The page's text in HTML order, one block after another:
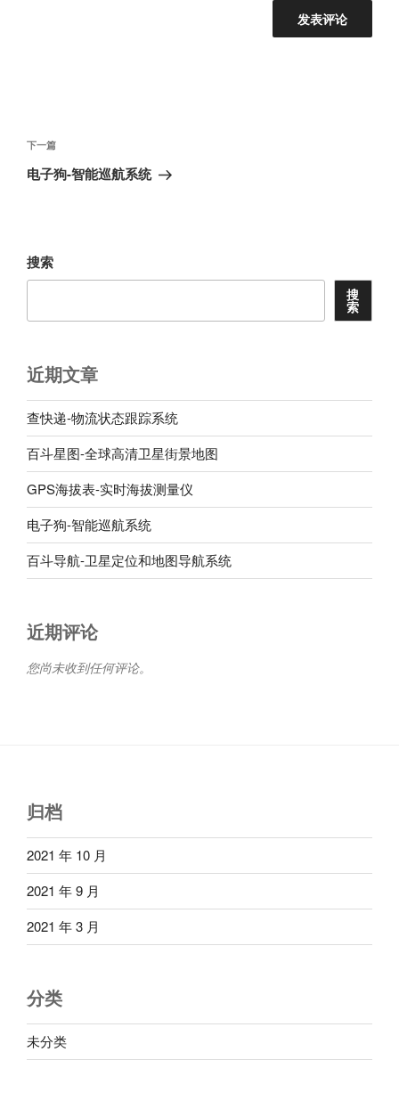
章
导
下
一
下一篇
电子狗-智能巡航系统
搜索
搜
索
近期文章
查快递-物流状态跟踪系统
百斗星图-全球高清卫星街景地图
GPS海拔表-实时海拔测量仪
电子狗-智能巡航系统
百斗导航-卫星定位和地图导航系统
近期评论
您尚未收到任何评论。
归档
2021 年 10 月
2021 年 9 月
2021 年 3 月
分类
未分类